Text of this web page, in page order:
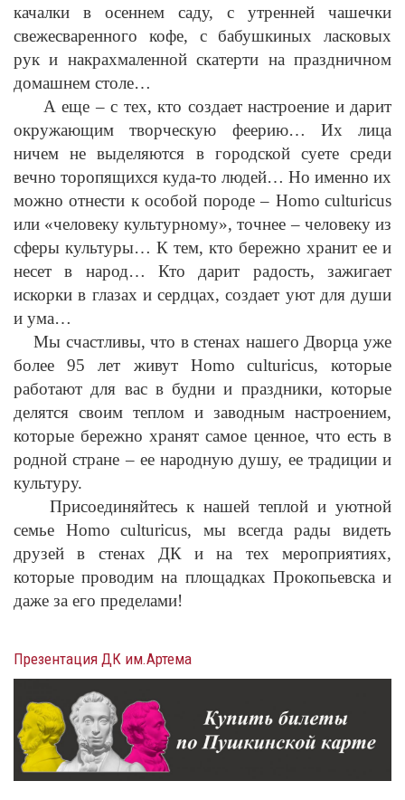
качалки в осеннем саду, с утренней чашечки
свежесваренного кофе, с бабушкиных ласковых
рук и накрахмаленной скатерти на праздничном
домашнем столе…
А еще – с тех, кто создает настроение и дарит
окружающим творческую феерию… Их лица
ничем не выделяются в городской суете среди
вечно торопящихся куда-то людей… Но именно их
можно отнести к особой породе – Homo culturicus
или «человеку культурному», точнее – человеку из
сферы культуры… К тем, кто бережно хранит ее и
несет в народ… Кто дарит радость, зажигает
искорки в глазах и сердцах, создает уют для души
и ума…
Мы счастливы, что в стенах нашего Дворца уже
более 95 лет живут Homo culturicus, которые
работают для вас в будни и праздники, которые
делятся своим теплом и заводным настроением,
которые бережно хранят самое ценное, что есть в
родной стране – ее народную душу, ее традиции и
культуру.
Присоединяйтесь к нашей теплой и уютной
семье Homo culturicus, мы всегда рады видеть
друзей в стенах ДК и на тех мероприятиях,
которые проводим на площадках Прокопьевска и
даже за его пределами!
Презентация ДК им.Артема